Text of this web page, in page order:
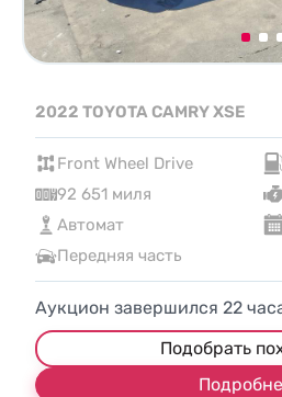
2022 TOYOTA CAMRY XSE
Front Wheel Drive
92 651 миля
Автомат
Передняя часть
Аукцион завершился 22
Подобрать